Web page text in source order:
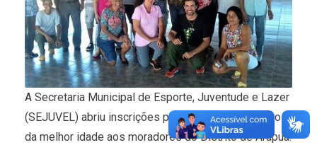
A Secretaria Municipal de Esporte, Juventude e Lazer
(SEJUVEL) abriu inscrições para o projeto esportivo
da melhor idade aos moradores do Distrito de Arapuá.